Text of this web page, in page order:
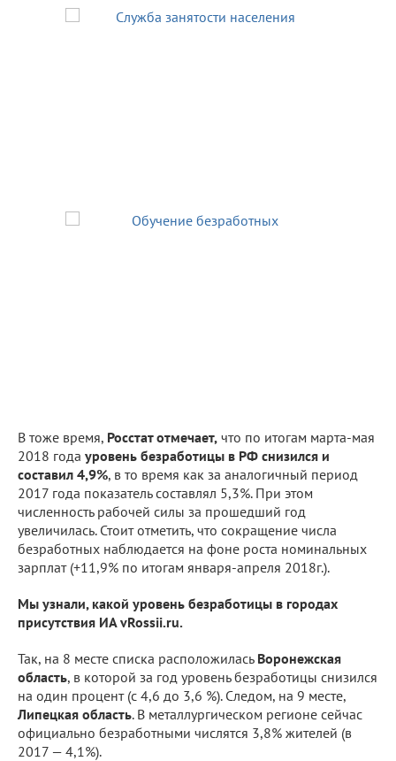
В тоже время, Росстат отмечает, что по итогам марта-мая
2018 года уровень безработицы в РФ снизился и
составил 4,9%, в то время как за аналогичный период
2017 года показатель составлял 5,3%. При этом
численность рабочей силы за прошедший год
увеличилась. Стоит отметить, что сокращение числа
безработных наблюдается на фоне роста номинальных
зарплат (+11,9% по итогам января-апреля 2018г.).
Мы узнали, какой уровень безработицы в городах
присутствия ИА vRossii.ru.
Так, на 8 месте списка расположилась Воронежская
область, в которой за год уровень безработицы снизился
на один процент (с 4,6 до 3,6 %). Следом, на 9 месте,
Липецкая область. В металлургическом регионе сейчас
официально безработными числятся 3,8% жителей (в
2017 — 4,1%).